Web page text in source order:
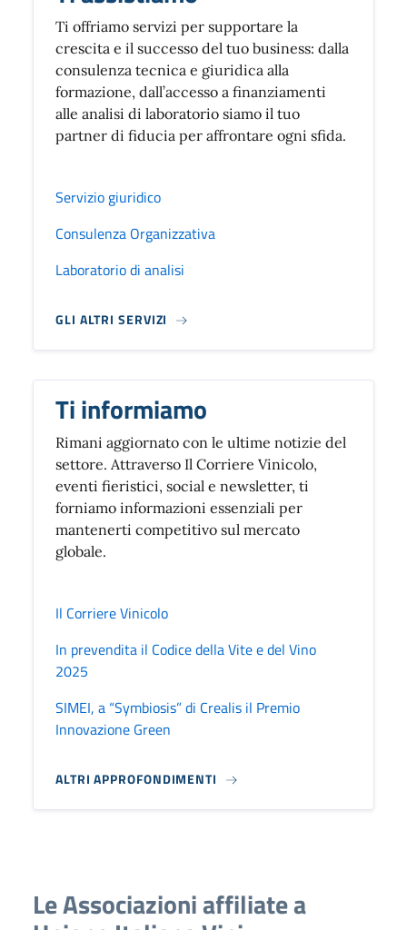
Ti offriamo servizi per supportare la
crescita e il successo del tuo business: dalla
consulenza tecnica e giuridica alla
formazione, dall’accesso a finanziamenti
alle analisi di laboratorio siamo il tuo
partner di fiducia per affrontare ogni sfida.
Servizio giuridico
Consulenza Organizzativa
Laboratorio di analisi
GLI ALTRI SERVIZI
Ti informiamo
Rimani aggiornato con le ultime notizie del
settore. Attraverso Il Corriere Vinicolo,
eventi fieristici, social e newsletter, ti
forniamo informazioni essenziali per
mantenerti competitivo sul mercato
globale.
Il Corriere Vinicolo
In prevendita il Codice della Vite e del Vino
2025
SIMEI, a “Symbiosis” di Crealis il Premio
Innovazione Green
ALTRI APPROFONDIMENTI
Le Associazioni affiliate a